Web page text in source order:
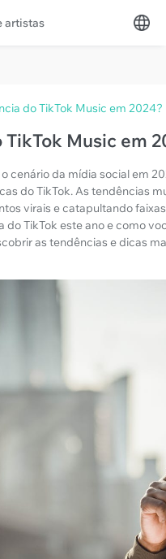
artistas
do TikTok Music em 2024?
Music em
cenário da mídia social em
do TikTok. As tendências
virais e catapultando
TikTok este ano e como
as tendências e dicas